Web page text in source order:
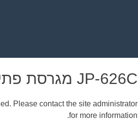
JP-626C מגרסת פתיתים משרדית
Please contact the site administrator
for more information.